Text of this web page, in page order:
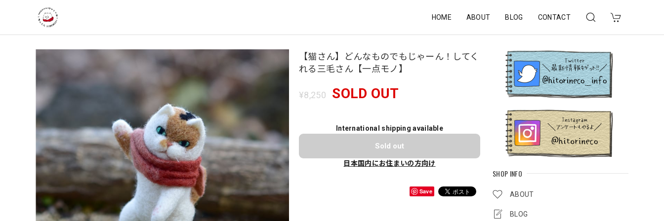
HOME ABOUT BLOG CONTACT
SHOP INFO
ABOUT
BLOG
【猫さん】どんなものでもじゃーん！してく
れる三毛さん【一点モノ】
¥8,250 SOLD OUT
International shipping available
Sold out
日本国内にお住まいの方向け
Save